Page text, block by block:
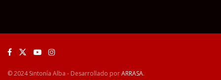
© 2024 Sintonía Alba - Desarrollado porARRASA.